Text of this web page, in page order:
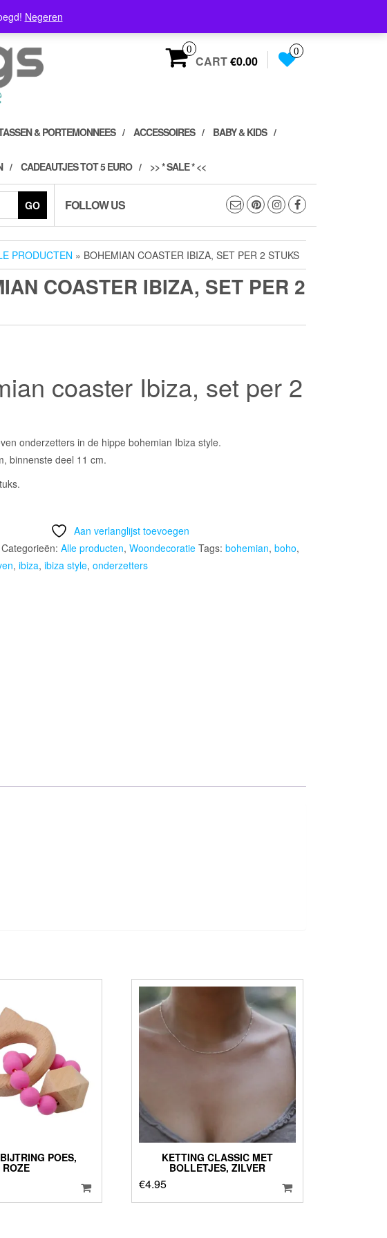
Negeren
0
CART€0.00
0
& PORTEMONNEES ACCESSOIRES BABY & KIDS
CADEAUTJES TOT 5 EURO >> * SALE * <<
GO FOLLOW US
PRODUCTEN » BOHEMIAN COASTER IBIZA, SET PER 2 STUKS
COASTER IBIZA, SET PER 2
coaster Ibiza, set per 2
onderzetters in de hippe bohemian Ibiza style.
binnenste deel 11 cm.
Aan verlanglijst toevoegen
Categorieën: Alle producten, Woondecoratie Tags: bohemian, boho,
, ibiza, ibiza style, onderzetters
POES,
ROZE
KETTING CLASSIC MET
BOLLETJES, ZILVER
€4.95